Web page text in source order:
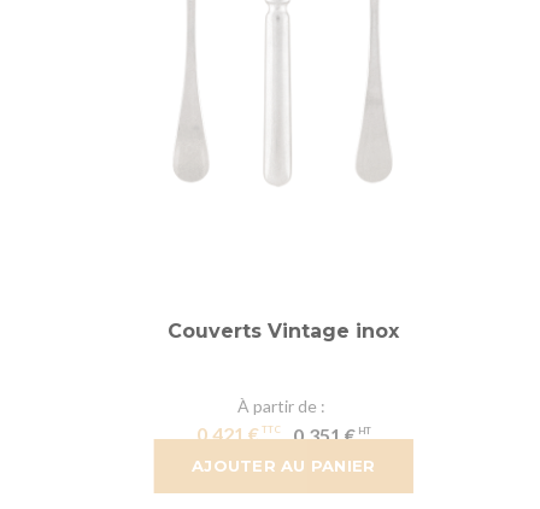
AJOUTER AU PANIER
Couverts Vintage inox
À partir de
0,421 € 0,351 €